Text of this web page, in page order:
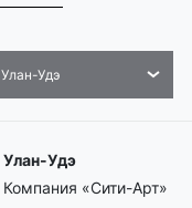
Улан-Удэ
Улан-Удэ
Компания «Сити-Арт»